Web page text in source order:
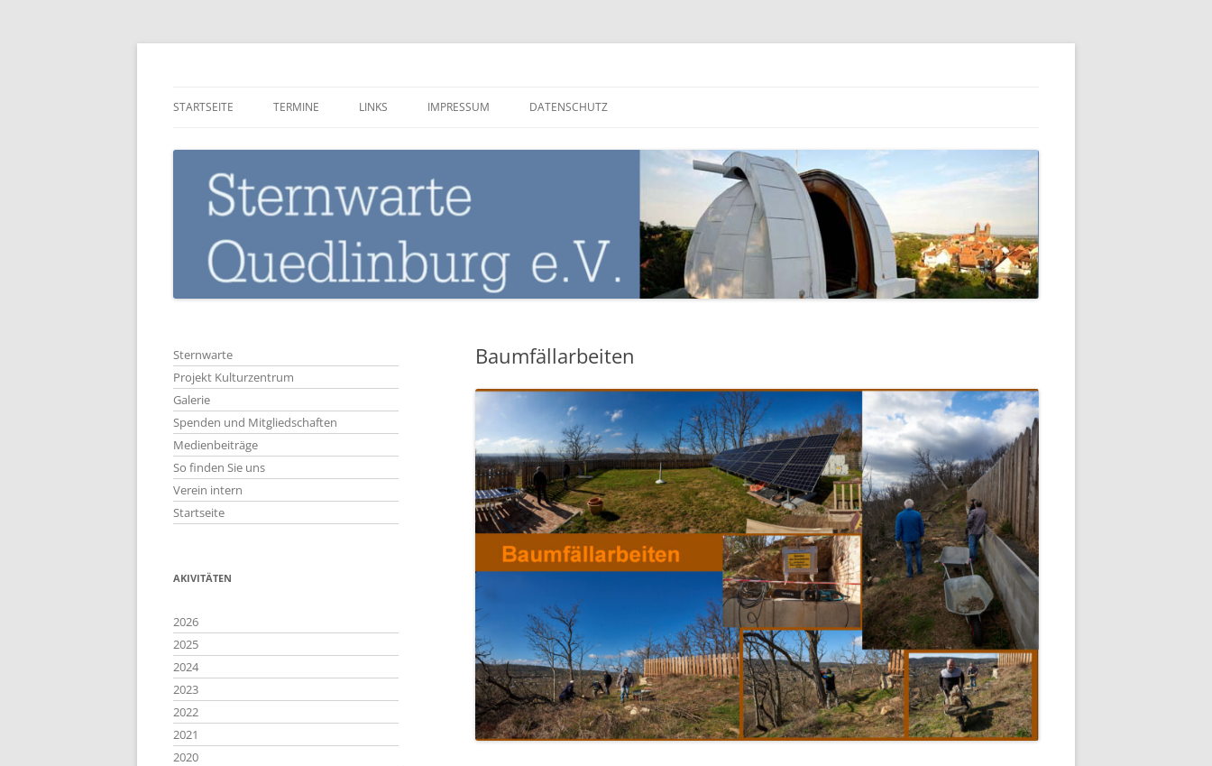
Zum
STARTSEITE TERMINE LINKS IMPRESSUM DATENSCHUTZ
Baumfällarbeiten
Sternwarte
Projekt Kulturzentrum
Galerie
Spenden und Mitgliedschaften
Medienbeiträge
So finden Sie uns
Verein intern
Startseite
AKIVITÄTEN
2026
2025
2024
2023
2022
2021
2020